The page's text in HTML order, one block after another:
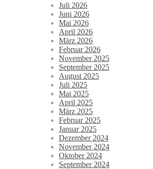
Juli 2026
Juni 2026
Mai 2026
April 2026
März 2026
Februar 2026
November 2025
September 2025
August 2025
Juli 2025
Mai 2025
April 2025
März 2025
Februar 2025
Januar 2025
Dezember 2024
November 2024
Oktober 2024
September 2024